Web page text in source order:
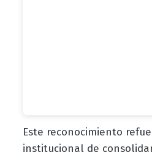
Este reconocimiento
institucional de